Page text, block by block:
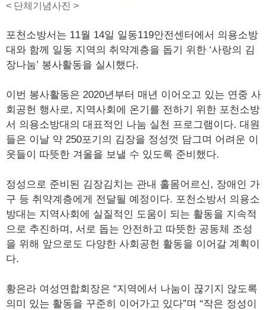
< 단체기념사진 >
포천소방서는 11월 14일 일동119안전센터에서 의용소방
대와 함께 일동 지역의 취약계층을 돕기 위한 ‘사랑의 김
장나눔’ 봉사활동을 실시했다.
이번 봉사활동은 2020년부터 매년 이어오고 있는 연중 사
회공헌 행사로, 지역사회에 온기를 전하기 위한 포천소방
서 의용소방대의 대표적인 나눔 실천 프로그램이다. 대원
들은 이날 약 250포기의 김장을 정성껏 담그며 어려운 이
웃들이 따뜻한 겨울을 보낼 수 있도록 준비했다.
정성으로 준비된 김장김치는 관내 홀몸어르신, 장애인 가
구 등 취약계층에게 전달될 예정이다. 포천소방서 의용소
방대는 지역사회에 실질적인 도움이 되는 활동을 지속적
으로 추진하며, 서로 돕는 안전하고 따뜻한 공동체 조성
을 위해 앞으로도 다양한 사회공헌 활동을 이어갈 계획이
다.
황은라 여성연합회장은 “지역에서 나눔이 끊기지 않도록
의미 있는 활동을 꾸준히 이어가고 있다”며 “작은 정성이